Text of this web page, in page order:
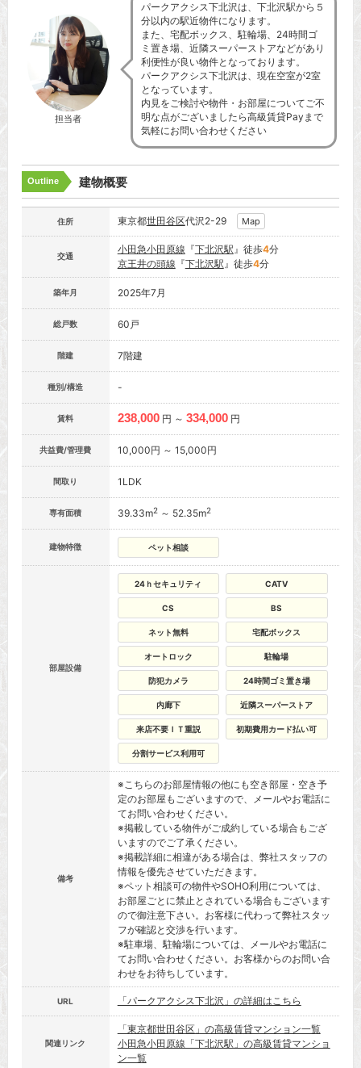
担当者
パークアクシス下北沢は、下北沢駅から５
分以内の駅近物件になります。
また、宅配ボックス、駐輪場、24時間ゴ
ミ置き場、近隣スーパーストアなどがあり
利便性が良い物件となっております。
パークアクシス下北沢は、現在空室が2室
となっています。
内見をご検討や物件・お部屋についてご不
明な点がございましたら高級賃貸Payまで
気軽にお問い合わせください
Outline 建物概要
住所 東京都世田谷区代沢2-29 Map
交通
小田急小田原線 『下北沢駅』徒歩4分
京王井の頭線 『下北沢駅』徒歩4分
築年月 2025年7月
総戸数 60戸
階建 7階建
種別/構造 -
賃料 238,000 円 ～ 334,000 円
共益費/管理費 10,000円 ～ 15,000円
間取り 1LDK
専有面積 39.33m2～ 52.35m2
建物特徴 ペット相談
部屋設備
24ｈセキュリティ CATV
CS BS
ネット無料 宅配ボックス
オートロック 駐輪場
防犯カメラ 24時間ゴミ置き場
内廊下 近隣スーパーストア
来店不要ＩＴ重説 初期費用カード払い可
分割サービス利用可
備考
※こちらのお部屋情報の他にも空き部屋・空き予
定のお部屋もございますので、メールやお電話に
てお問い合わせください。
※掲載している物件がご成約している場合もござ
いますのでご了承ください。
※掲載詳細に相違がある場合は、弊社スタッフの
情報を優先させていただきます。
※ペット相談可の物件やSOHO利用については、
お部屋ごとに禁止とされている場合もございます
ので御注意下さい。お客様に代わって弊社スタッ
フが確認と交渉を行います。
※駐車場、駐輪場については、メールやお電話に
てお問い合わせください。お客様からのお問い合
わせをお待ちしています。
URL 「パークアクシス下北沢」の詳細はこちら
関連リンク
「東京都世田谷区」の高級賃貸マンション一覧
小田急小田原線「下北沢駅」の高級賃貸マンショ
ン一覧